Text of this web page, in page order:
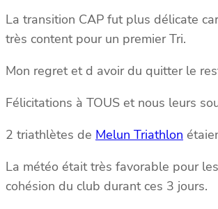
La transition CAP fut plus délicate
très content pour un premier Tri.
Mon regret et d avoir du quitter le
Félicitations à TOUS et nous leurs
2 triathlètes de Melun Triathlon
La météo était très favorable pour
cohésion du club durant ces 3 jours.